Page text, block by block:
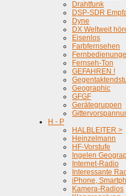
Drahtfunk
DSP-SDR
Dyne
DX Weltweit
Eisenlos
Farbfernsehen
Fernseh-Ton
GEFAHREN !
Geographic
GFGF
Gerätegruppen
H - P
HALBLEITER >
Heinzelmann
HF-Vorstufe
Ingelen
Internet-Radio
Interessante
iPhone,
Kamera-Radios